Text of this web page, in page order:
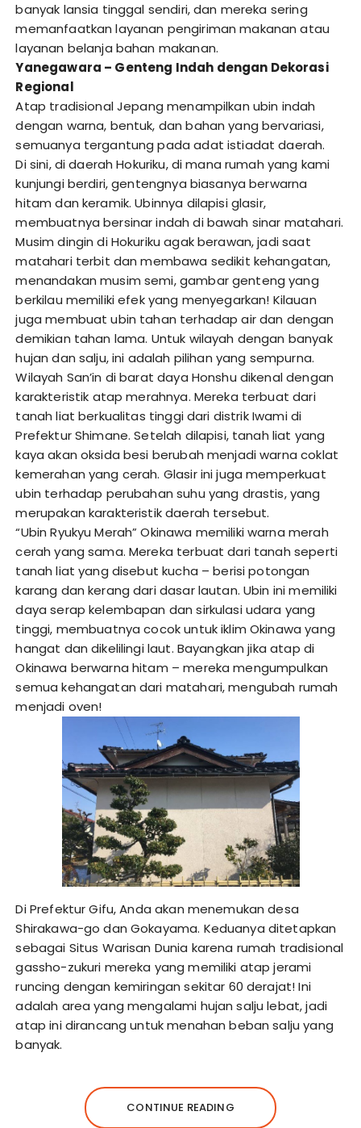
banyak lansia tinggal sendiri, dan mereka sering
memanfaatkan layanan pengiriman makanan atau
layanan belanja bahan makanan.
Yanegawara – Genteng Indah dengan Dekorasi
Regional
Atap tradisional Jepang menampilkan ubin indah
dengan warna, bentuk, dan bahan yang bervariasi,
semuanya tergantung pada adat istiadat daerah.
Di sini, di daerah Hokuriku, di mana rumah yang kami
kunjungi berdiri, gentengnya biasanya berwarna
hitam dan keramik. Ubinnya dilapisi glasir,
membuatnya bersinar indah di bawah sinar matahari.
Musim dingin di Hokuriku agak berawan, jadi saat
matahari terbit dan membawa sedikit kehangatan,
menandakan musim semi, gambar genteng yang
berkilau memiliki efek yang menyegarkan! Kilauan
juga membuat ubin tahan terhadap air dan dengan
demikian tahan lama. Untuk wilayah dengan banyak
hujan dan salju, ini adalah pilihan yang sempurna.
Wilayah San’in di barat daya Honshu dikenal dengan
karakteristik atap merahnya. Mereka terbuat dari
tanah liat berkualitas tinggi dari distrik Iwami di
Prefektur Shimane. Setelah dilapisi, tanah liat yang
kaya akan oksida besi berubah menjadi warna coklat
kemerahan yang cerah. Glasir ini juga memperkuat
ubin terhadap perubahan suhu yang drastis, yang
merupakan karakteristik daerah tersebut.
“Ubin Ryukyu Merah” Okinawa memiliki warna merah
cerah yang sama. Mereka terbuat dari tanah seperti
tanah liat yang disebut kucha – berisi potongan
karang dan kerang dari dasar lautan. Ubin ini memiliki
daya serap kelembapan dan sirkulasi udara yang
tinggi, membuatnya cocok untuk iklim Okinawa yang
hangat dan dikelilingi laut. Bayangkan jika atap di
Okinawa berwarna hitam – mereka mengumpulkan
semua kehangatan dari matahari, mengubah rumah
menjadi oven!
Di Prefektur Gifu, Anda akan menemukan desa
Shirakawa-go dan Gokayama. Keduanya ditetapkan
sebagai Situs Warisan Dunia karena rumah tradisional
gassho-zukuri mereka yang memiliki atap jerami
runcing dengan kemiringan sekitar 60 derajat! Ini
adalah area yang mengalami hujan salju lebat, jadi
atap ini dirancang untuk menahan beban salju yang
banyak.
CONTINUE READING